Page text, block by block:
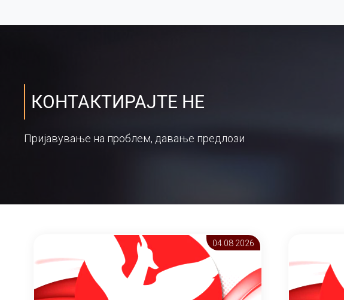
КОНТАКТИРАЈТЕ НЕ
Пријавување на проблем, давање предлози
04.08 2026